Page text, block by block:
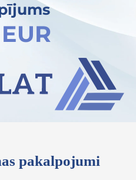
pakalpojumi